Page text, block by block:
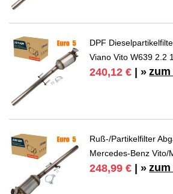
DPF
Viano Vito W639 2.2
240,12 € | »
Ruß-/Partikelfilter
Mercedes-Benz Vito/
248,99 € | »